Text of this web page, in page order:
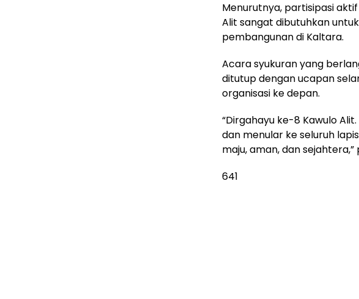
Menurutnya, partisipasi
Alit sangat dibutuhkan
pembangunan di Kaltara.
Acara syukuran yang
ditutup dengan ucapan
organisasi ke depan.
“Dirgahayu ke-8 Kawulo
dan menular ke seluruh
maju, aman, dan sejahtera,”
641